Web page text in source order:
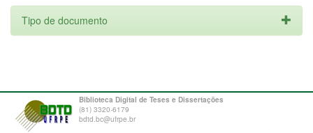
Tipo de documento
Biblioteca Digital de Teses e Dissertações
(81) 3320-6179
bdtd.bc@ufrpe.br